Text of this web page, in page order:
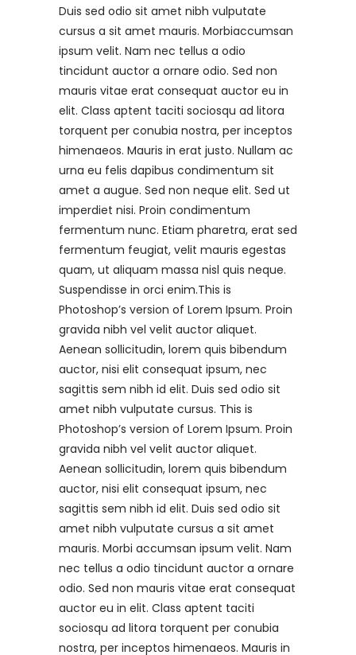
Duis sed odio sit amet nibh vulputate
cursus a sit amet mauris. Morbiaccumsan
ipsum velit. Nam nec tellus a odio
tincidunt auctor a ornare odio. Sed non
mauris vitae erat consequat auctor eu in
elit. Class aptent taciti sociosqu ad litora
torquent per conubia nostra, per inceptos
himenaeos. Mauris in erat justo. Nullam ac
urna eu felis dapibus condimentum sit
amet a augue. Sed non neque elit. Sed ut
imperdiet nisi. Proin condimentum
fermentum nunc. Etiam pharetra, erat sed
fermentum feugiat, velit mauris egestas
quam, ut aliquam massa nisl quis neque.
Suspendisse in orci enim.This is
Photoshop’s version of Lorem Ipsum. Proin
gravida nibh vel velit auctor aliquet.
Aenean sollicitudin, lorem quis bibendum
auctor, nisi elit consequat ipsum, nec
sagittis sem nibh id elit. Duis sed odio sit
amet nibh vulputate cursus. This is
Photoshop’s version of Lorem Ipsum. Proin
gravida nibh vel velit auctor aliquet.
Aenean sollicitudin, lorem quis bibendum
auctor, nisi elit consequat ipsum, nec
sagittis sem nibh id elit. Duis sed odio sit
amet nibh vulputate cursus a sit amet
mauris. Morbi accumsan ipsum velit. Nam
nec tellus a odio tincidunt auctor a ornare
odio. Sed non mauris vitae erat consequat
auctor eu in elit. Class aptent taciti
sociosqu ad litora torquent per conubia
nostra, per inceptos himenaeos. Mauris in